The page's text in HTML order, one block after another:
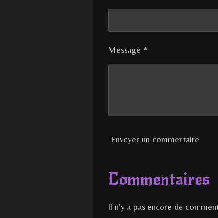
Message *
Envoyer un commentaire
Commentaires
Il n'y a pas encore de